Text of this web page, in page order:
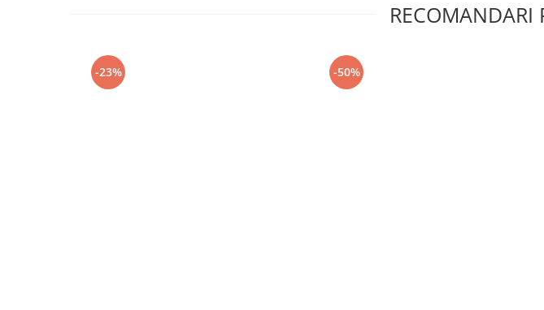
RECOMANDARI
-23% -50%